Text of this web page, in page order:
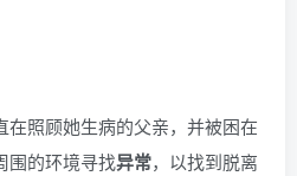
照顾她生病的父亲，并被困在
围的环境寻找异常，以找到脱离